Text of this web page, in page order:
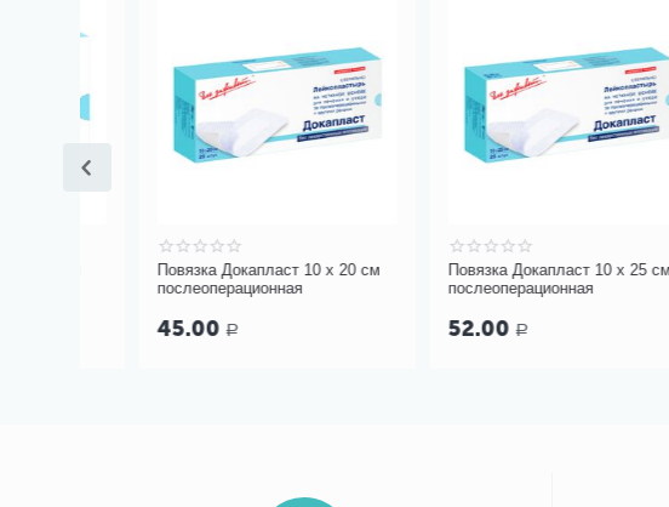
Повязка Докапласт 10 х 20 см
послеоперационная
45.00 Р
Повязка Докапласт 10 х 25 см
послеоперационная
52.00 Р